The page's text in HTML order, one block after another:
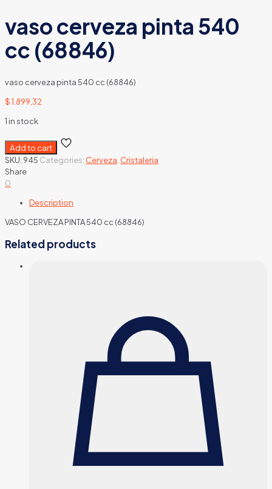
vaso cerveza pinta 540
cc (68846)
vaso cerveza pinta 540 cc (68846)
$1.899,32
1 in stock
Add to cart
SKU: 945 Categories: Cerveza Cristaleria
Share
0
Description
VASO CERVEZA PINTA 540 cc (68846)
Related products